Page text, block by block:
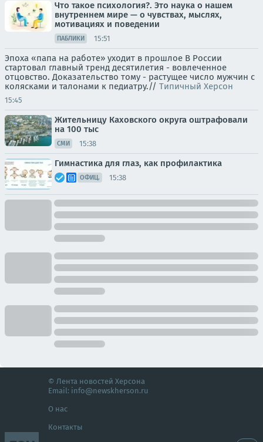
Что такое психология?. Это наука о нашем
внутреннем мире — о чувствах, мыслях,
мотивациях и поведении
ПАБЛИКИ 15:51
Эпоха «папа на работе» уходит в прошлое В России
стартовал главный тренд десятилетия - вовлеченное
отцовство. Доказательство тому - растущее число мужчин с
колясками и талонами к педиатру.// Типичный Херсон
15:45
Жительницу Каховского округа оштрафовали
на 100 тыс
СМИ 15:38
Гимнастика для глаз, как профилактика
ОФИЦ. 15:38
© Лента новостей Херсона
Email: info@newskherson.ru
О нас
Контакты